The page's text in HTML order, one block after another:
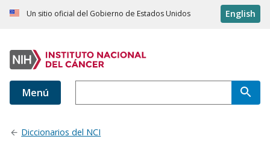
Un sitio oficial del Gobierno de Estados Unidos English
Menú
Diccionarios del NCI